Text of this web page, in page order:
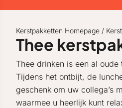
Kerstpakketten Homepage /
Thee
Thee drinken is een al
Tijdens het ontbijt, de
geschenk om uw collega’s
waarmee u heerlijk kunt